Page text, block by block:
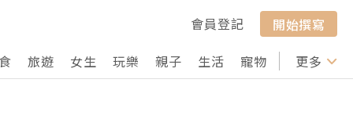
會員登記
開始撰寫
旅遊 女生 玩樂 親子 生活 寵物 行山 打卡
更多